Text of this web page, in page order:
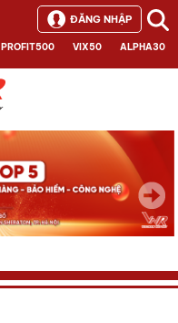
PROFIT500 VIX50 ALPHA30
ĐĂNG NHẬP
Next